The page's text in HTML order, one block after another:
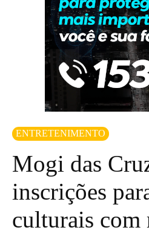
ENTRETENIMENTO
Mogi das
inscrições
culturais com